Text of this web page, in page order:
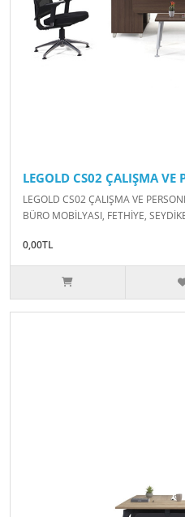
LEGOLD CS02 ÇALIŞMA VE
LEGOLD CS02 ÇALIŞMA VE
BÜRO MOBİLYASI, FETHİYE,
0,00TL